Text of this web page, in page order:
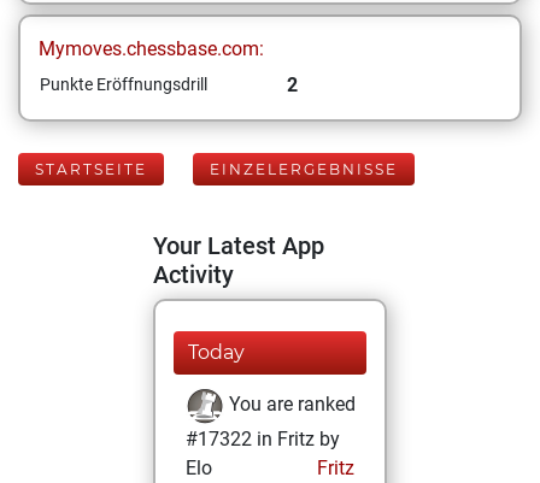
Mymoves.chessbase.com:
Punkte Eröffnungsdrill 2
STARTSEITE EINZELERGEBNISSE
Your Latest App
Activity
Today
You are ranked
#17322 in Fritz by
Elo
Fritz